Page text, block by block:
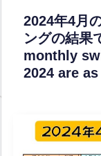
2024年4月
ングの結果
monthly
2024 are